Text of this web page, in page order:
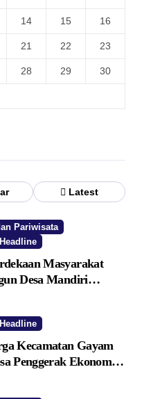
14 15 16
21 22 23
28 29 30
Latest
Pariwisata
Headline
Masyarakat
Desa Mandiri
Headline
Kecamatan Gayam
Penggerak Ekonomi